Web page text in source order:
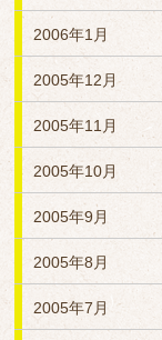
2006年1月
2005年12月
2005年11月
2005年10月
2005年9月
2005年8月
2005年7月